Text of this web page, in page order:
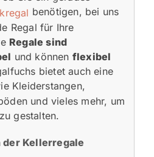
benötigen, bei uns
Regal für Ihre
Regale sind
und können flexibel
bietet auch eine
Kleiderstangen,
und vieles mehr, um
gestalten.
Kellerregale